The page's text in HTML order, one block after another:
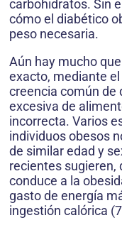
carbohidratos. Sin
cómo el diabético
peso necesaria.
Aún hay mucho
exacto, mediante
creencia común de
excesiva de
incorrecta. Varios
individuos obesos
de similar edad y
recientes sugieren,
conduce a la
gasto de energía
ingestión calórica